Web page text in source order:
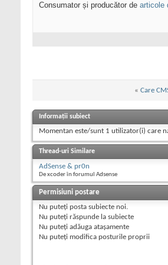
Consumator și producător de articole
« Care
Informații subiect
Momentan este/sunt 1 utilizator(i) care
Thread-uri Similare
AdSense & pr0n
De xcoder în forumul Adsense
Permisiuni postare
Nu puteţi posta subiecte noi.
Nu puteţi răspunde la subiecte
Nu puteţi adăuga ataşamente
Nu puteţi modifica posturile proprii